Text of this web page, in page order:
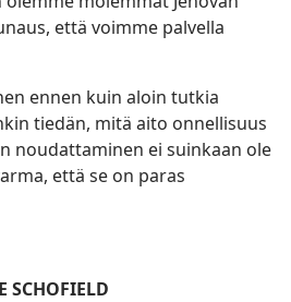
että voimme palvella
ennen kuin aloin tutkia
tiedän, mitä aito onnellisuus
noudattaminen ei suinkaan ole
että se on paras
SCHOFIELD